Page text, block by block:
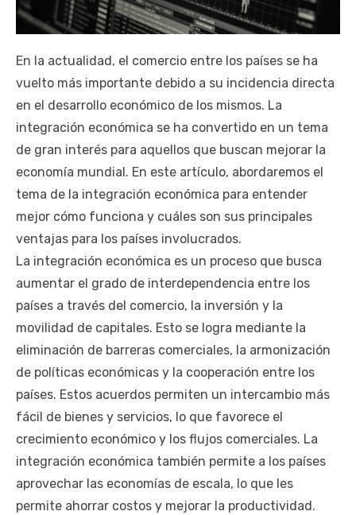
En la actualidad, el comercio entre los países se ha
vuelto más importante debido a su incidencia directa
en el desarrollo económico de los mismos. La
integración económica se ha convertido en un tema
de gran interés para aquellos que buscan mejorar la
economía mundial. En este artículo, abordaremos el
tema de la integración económica para entender
mejor cómo funciona y cuáles son sus principales
ventajas para los países involucrados.
La integración económica es un proceso que busca
aumentar el grado de interdependencia entre los
países a través del comercio, la inversión y la
movilidad de capitales. Esto se logra mediante la
eliminación de barreras comerciales, la armonización
de políticas económicas y la cooperación entre los
países. Estos acuerdos permiten un intercambio más
fácil de bienes y servicios, lo que favorece el
crecimiento económico y los flujos comerciales. La
integración económica también permite a los países
aprovechar las economías de escala, lo que les
permite ahorrar costos y mejorar la productividad.